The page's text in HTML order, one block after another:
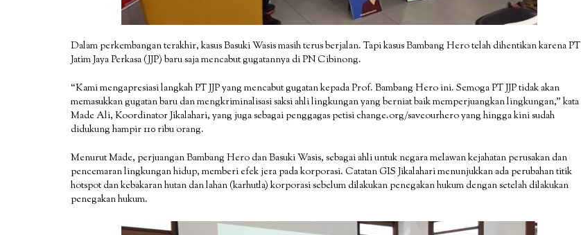
Dalam perkembangan terakhir, kasus Basuki Wasis masih terus berjalan. Tapi kasus Bambang Hero telah dihentikan karena PT
Jatim Jaya Perkasa (JJP) baru saja mencabut gugatannya di PN Cibinong.
“Kami mengapresiasi langkah PT JJP yang mencabut gugatan kepada Prof. Bambang Hero ini. Semoga PT JJP tidak akan
memasukkan gugatan baru dan mengkriminalisasi saksi ahli lingkungan yang berniat baik memperjuangkan lingkungan,” kata
Made Ali, Koordinator Jikalahari, yang juga sebagai penggagas petisi change.org/saveourhero yang hingga kini sudah
didukung hampir 110 ribu orang.
Menurut Made, perjuangan Bambang Hero dan Basuki Wasis, sebagai ahli untuk negara melawan kejahatan perusakan dan
pencemaran lingkungan hidup, memberi efek jera pada korporasi. Catatan GIS Jikalahari menunjukkan ada perubahan titik
hotspot dan kebakaran hutan dan lahan (karhutla) korporasi sebelum dilakukan penegakan hukum dengan setelah dilakukan
penegakan hukum.